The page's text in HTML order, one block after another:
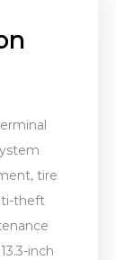
tire
theft
inch